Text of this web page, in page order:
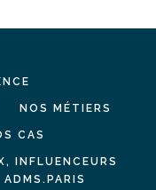
NOS MÉTIERS
CAS
INFLUENCEURS